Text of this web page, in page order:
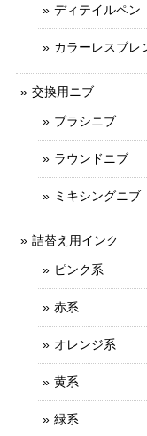
ディテイルペン
カラーレスブ
交換用ニブ
ブラシニブ
ラウンドニブ
ミキシングニブ
詰替え用インク
ピンク系
赤系
オレンジ系
黄系
緑系